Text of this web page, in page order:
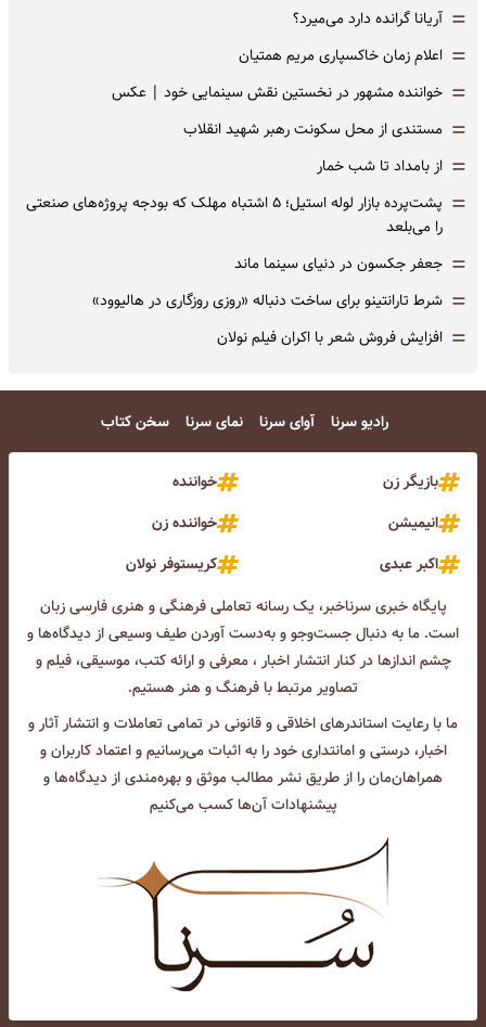
= آریانا گرانده دارد می‌میرد؟
= اعلام زمان خاکسپاری مریم همتیان
= خواننده مشهور در نخستین نقش سینمایی خود |‌ عکس
= مستندی از محل سکونت رهبر شهید انقلاب
= از بامداد تا شب خمار
=
پشت‌پرده بازار لوله استیل؛ ۵ اشتباه مهلک که بودجه پروژه‌های صنعتی
را می‌بلعد
= جعفر جکسون در دنیای سینما ماند
= شرط تارانتینو برای ساخت دنباله «روزی روزگاری در هالیوود»
= افزایش فروش شعر با اکران فیلم نولان
رادیو سرنا آوای سرنا نمای سرنا سخن کتاب
بازیگر زن
خواننده
انیمیشن
خواننده زن
اکبر عبدی
کریستوفر نولان
پایگاه خبری سرناخبر، یک رسانه تعاملی فرهنگی و هنری فارسی زبان
است. ما به دنبال جست‌و‌جو و به‌دست آوردن طیف وسیعی از دیدگاه‌ها و
چشم انداز‌ها در کنار انتشار اخبار ، معرفی و ارائه کتب، موسیقی، فیلم و
تصاویر مرتبط با فرهنگ و هنر هستیم.
ما با رعایت استاندرهای اخلاقی و قانونی در تمامی تعاملات و انتشار آثار و
اخبار، درستی و امانتداری خود را به اثبات می‌رسانیم و اعتماد کاربران و
همراهان‌مان را از طریق نشر مطالب موثق و بهره‌مندی از دیدگاه‌ها و
پیشنهادات آن‌ها کسب می‌کنیم